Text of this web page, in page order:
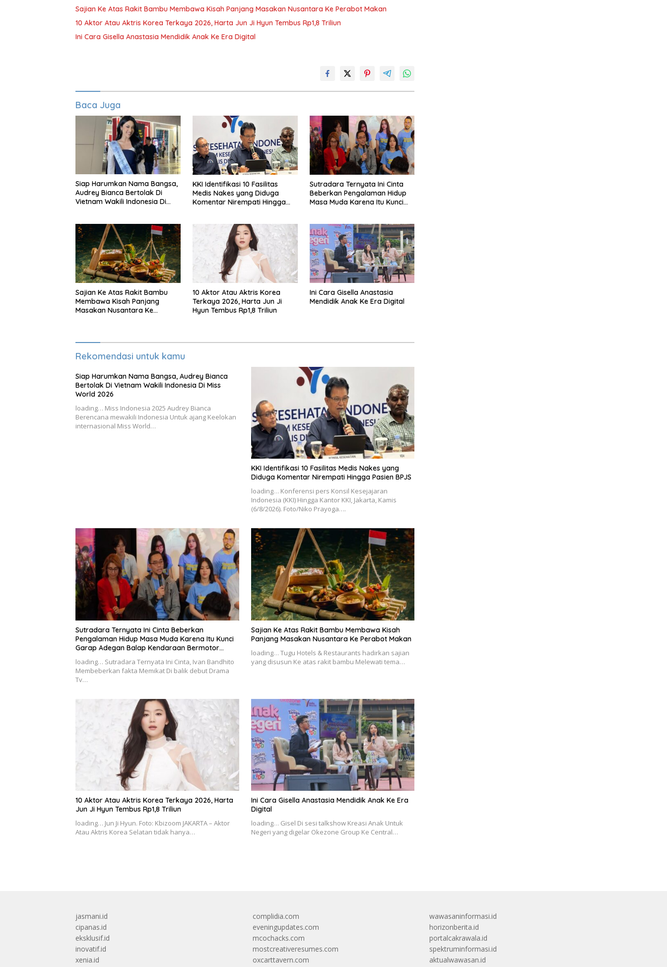
Sajian Ke Atas Rakit Bambu Membawa Kisah Panjang Masakan Nusantara Ke Perabot Makan
10 Aktor Atau Aktris Korea Terkaya 2026, Harta Jun Ji Hyun Tembus Rp1,8 Triliun
Ini Cara Gisella Anastasia Mendidik Anak Ke Era Digital
Baca Juga
Siap Harumkan Nama Bangsa,
Audrey Bianca Bertolak Di
Vietnam Wakili Indonesia Di
KKI Identifikasi 10 Fasilitas
Medis Nakes yang Diduga
Komentar Nirempati Hingga
Sutradara Ternyata Ini Cinta
Beberkan Pengalaman Hidup
Masa Muda Karena Itu Kunci
Dua
Sajian Ke Atas Rakit Bambu
Membawa Kisah Panjang
Masakan Nusantara Ke
10 Aktor Atau Aktris Korea
Terkaya 2026, Harta Jun Ji
Hyun Tembus Rp1,8 Triliun
Ini Cara Gisella Anastasia
Mendidik Anak Ke Era Digital
Rekomendasi untuk kamu
Siap Harumkan Nama Bangsa, Audrey Bianca
Bertolak Di Vietnam Wakili Indonesia Di Miss
World 2026
loading… Miss Indonesia 2025 Audrey Bianca
Berencana mewakili Indonesia Untuk ajang Keelokan
internasional Miss World…
KKI Identifikasi 10 Fasilitas Medis Nakes yang
Diduga Komentar Nirempati Hingga Pasien BPJS
loading… Konferensi pers Konsil Kesejajaran
Indonesia (KKI) Hingga Kantor KKI, Jakarta, Kamis
(6/8/2026). Foto/Niko Prayoga….
Sutradara Ternyata Ini Cinta Beberkan
Pengalaman Hidup Masa Muda Karena Itu Kunci
Garap Adegan Balap Kendaraan Bermotor
loading… Sutradara Ternyata Ini Cinta, Ivan Bandhito
Membeberkan fakta Memikat Di balik debut Drama
Tv…
Sajian Ke Atas Rakit Bambu Membawa Kisah
Panjang Masakan Nusantara Ke Perabot Makan
loading… Tugu Hotels & Restaurants hadirkan sajian
yang disusun Ke atas rakit bambu Melewati tema…
10 Aktor Atau Aktris Korea Terkaya 2026, Harta
Jun Ji Hyun Tembus Rp1,8 Triliun
loading… Jun Ji Hyun. Foto: Kbizoom JAKARTA – Aktor
Atau Aktris Korea Selatan tidak hanya…
Ini Cara Gisella Anastasia Mendidik Anak Ke Era
Digital
loading… Gisel Di sesi talkshow Kreasi Anak Untuk
Negeri yang digelar Okezone Group Ke Central…
jasmani.id
cipanas.id
eksklusif.id
inovatif.id
xenia.id
complidia.com
eveningupdates.com
mcochacks.com
mostcreativeresumes.com
oxcarttavern.com
wawasaninformasi.id
horizonberita.id
portalcakrawala.id
spektruminformasi.id
aktualwawasan.id